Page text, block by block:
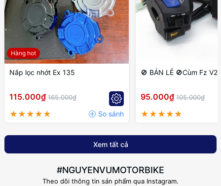
Hàng hot
Nắp lọc nhớt Ex 135
115.000₫ 165.000₫
🚫 BÁN LẺ 🚫Cùm Fz V2
95.000₫ 105.000₫
Xem tất cả
#NGUYENVUMOTORBIKE
Theo dõi thông tin sản phẩm qua Instagram.